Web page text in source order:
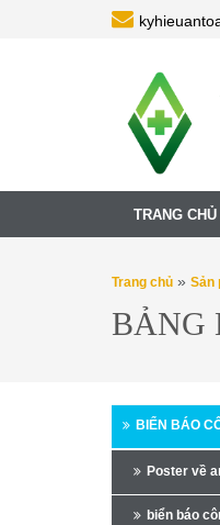
TRANG CHỦ
Trang chủ » Sản
BẢNG
BIỂN BÁO
Poster về
biển báo